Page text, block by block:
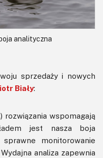
analityczna
sprzedaży i nowych
Biały:
rozwiązania wspomagają
jest nasza boja
monitorowanie
analiza zapewnia